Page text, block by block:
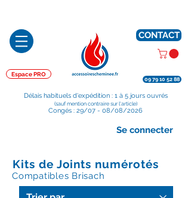
Espace PRO
CONTACT
09 79 10 52 88
Délais habituels d'expédition : 1 à 5 jours ouvrés
(sauf mention contraire sur l'article)
Congés : 29/07 - 08/08/2026
Se connecter
Kits de Joints numérotés
Compatibles Brisach